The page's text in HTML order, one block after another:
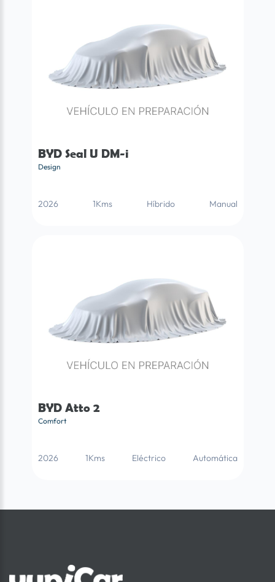
BYD Seal U DM-i
Design
2026 1Kms Híbrido Manual
BYD Atto 2
Comfort
2026 1Kms Eléctrico Automática